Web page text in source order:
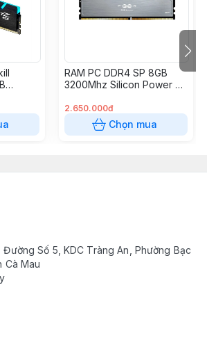
RAM PC DDR4 SP 8GB
3200Mhz Silicon Power X-
2.650.000đ
Chọn mua
Đường Số 5, KDC Tràng An, Phường Bạc
Cà Mau